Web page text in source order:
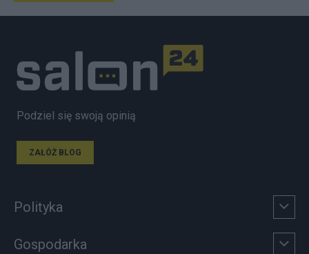
Podziel się swoją opinią
ZAŁÓŻ BLOG
Polityka
Gospodarka